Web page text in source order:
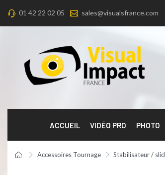
01 42 22 02 05 sales@visualsfrance.com
ACCUEIL VIDÉO PRO PHOTO
Accessoires Tournage Stabilisateur /